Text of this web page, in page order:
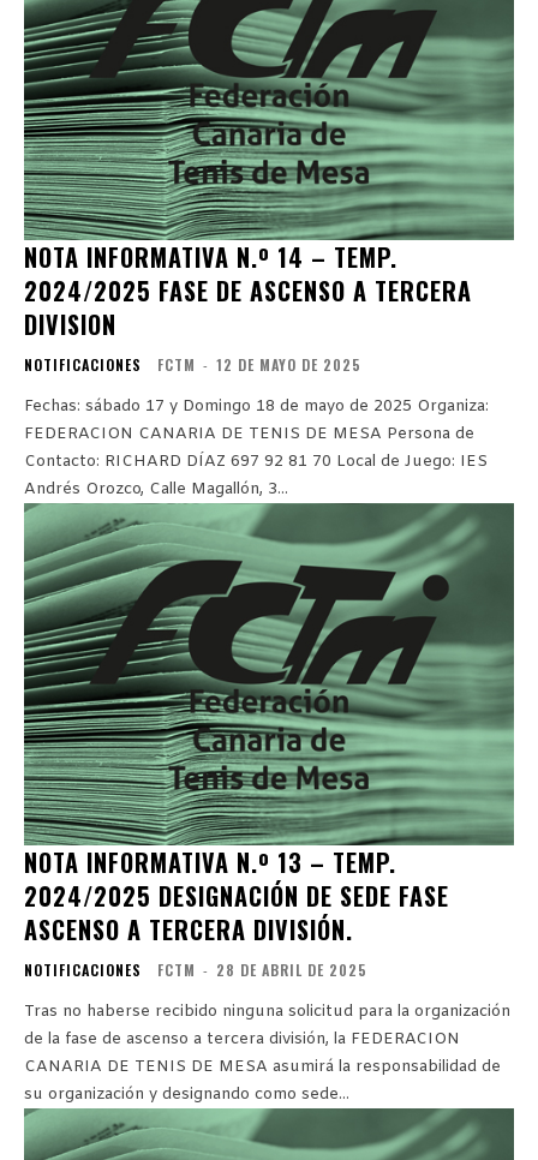
NOTA INFORMATIVA N.º 14 – TEMP.
2024/2025 FASE DE ASCENSO A TERCERA
DIVISION
NOTIFICACIONES FCTM - 12 DE MAYO DE 2025
Fechas: sábado 17 y Domingo 18 de mayo de 2025 Organiza:
FEDERACION CANARIA DE TENIS DE MESA Persona de
Contacto: RICHARD DÍAZ 697 92 81 70 Local de Juego: IES
Andrés Orozco, Calle Magallón, 3...
NOTA INFORMATIVA N.º 13 – TEMP.
2024/2025 DESIGNACIÓN DE SEDE FASE
ASCENSO A TERCERA DIVISIÓN.
NOTIFICACIONES FCTM - 28 DE ABRIL DE 2025
Tras no haberse recibido ninguna solicitud para la organización
de la fase de ascenso a tercera división, la FEDERACION
CANARIA DE TENIS DE MESA asumirá la responsabilidad de
su organización y designando como sede...